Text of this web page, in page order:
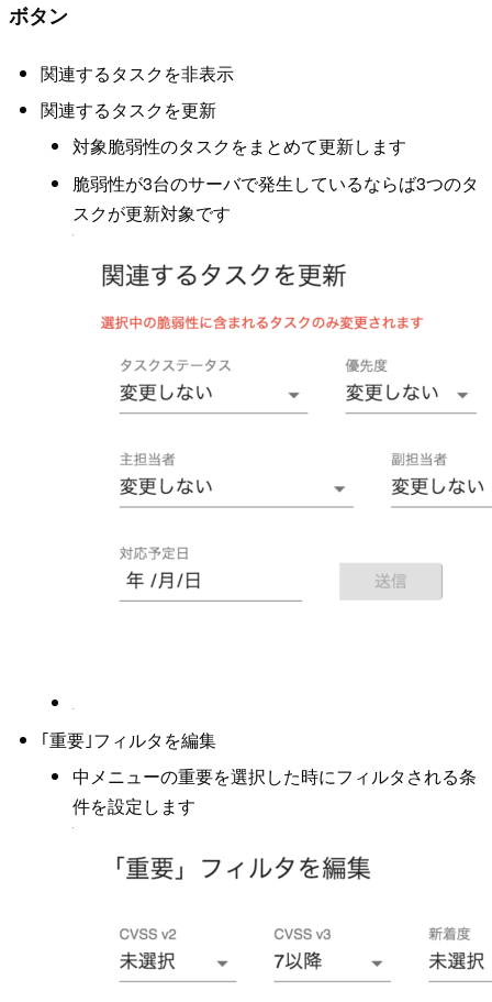
ボタン
関連するタスクを非表示
関連するタスクを更新
対象脆弱性のタスクをまとめて更新します
脆弱性が3台のサーバで発生しているならば3つのタ
スクが更新対象です
｢重要｣フィルタを編集
中メニューの重要を選択した時にフィルタされる条
件を設定します